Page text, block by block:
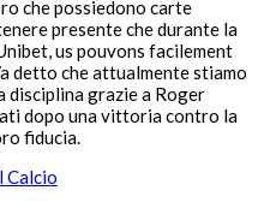
che possiedono carte
presente che durante la
us pouvons facilement
detto che attualmente stiamo
disciplina grazie a Roger
dopo una vittoria contro la
fiducia.
Calcio